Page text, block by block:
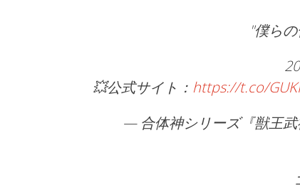
"僕ら
💥公式サイト： https://t.co/
— 合体神シリーズ『獣王